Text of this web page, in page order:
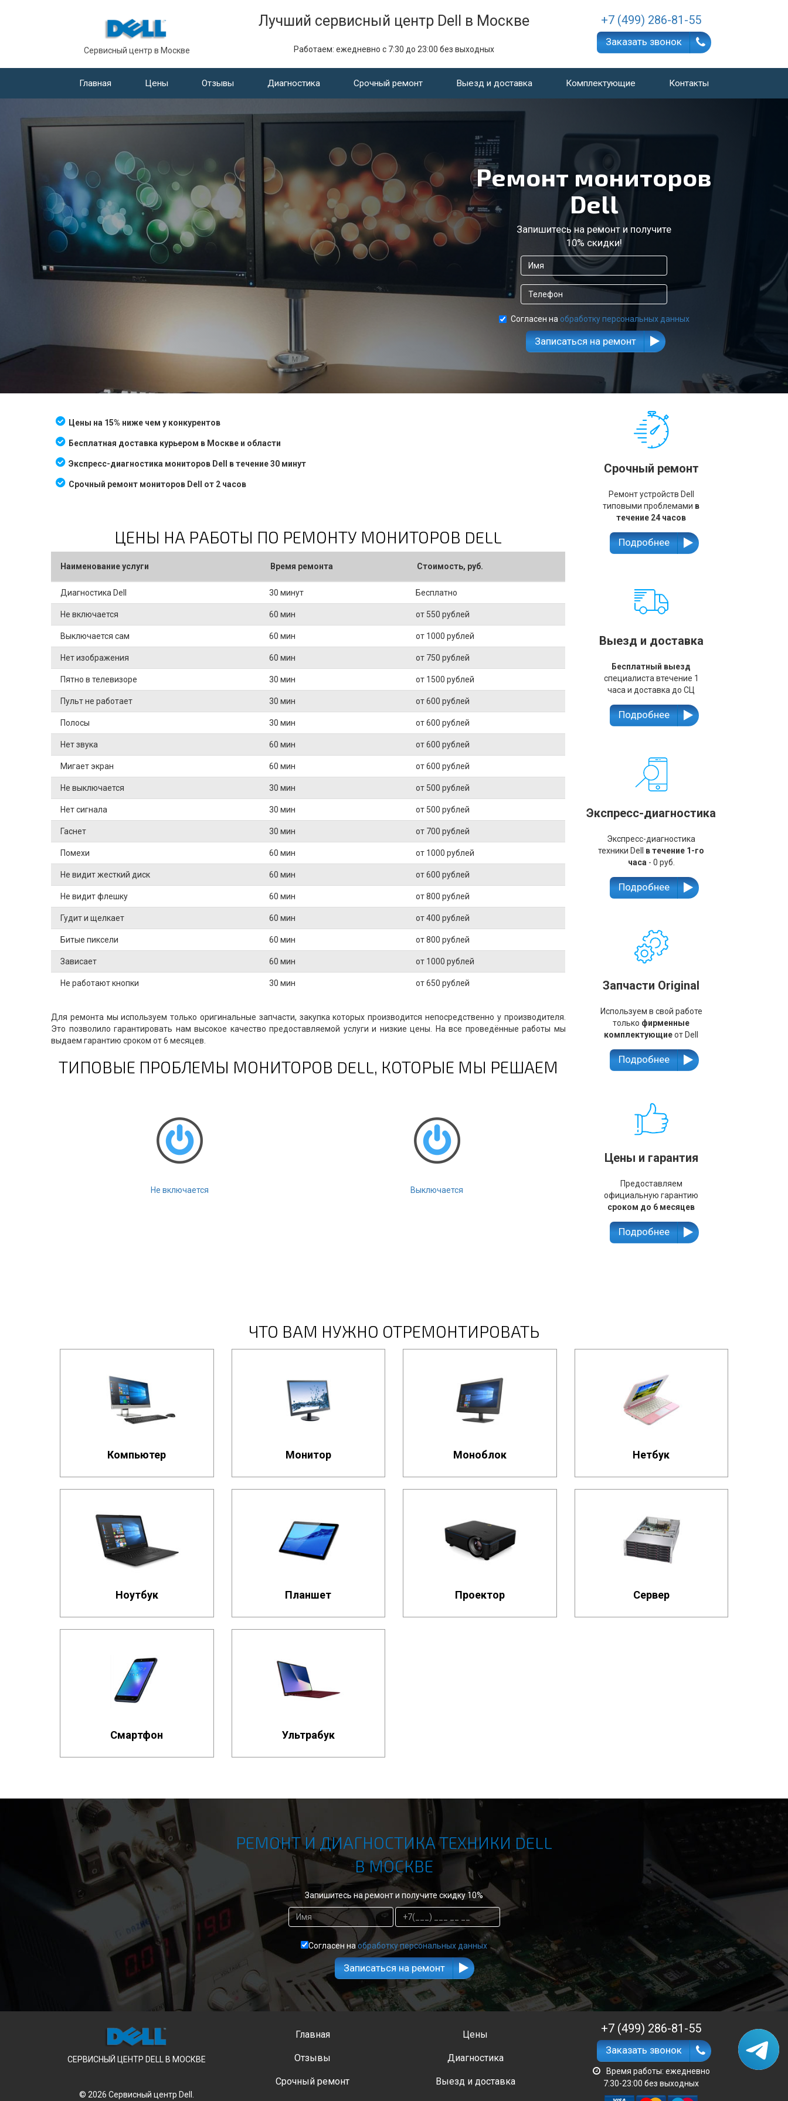
Сервисный центр в Москве
Лучший сервисный центр Dell в Москве
Работаем: ежедневно с 7:30 до 23:00 без выходных
+7 (499) 286-81-55
Заказать звонок
Главная Цены Отзывы Диагностика Срочный ремонт Выезд и доставка Комплектующие Контакты
Ремонт мониторов
Dell
Запишитесь на ремонт и получите
10% скидки!
Согласен на обработку персональных данных
Записаться на ремонт
Цены на 15% ниже чем у конкурентов
Бесплатная доставка курьером в Москве и области
Экспресс-диагностика мониторов Dell в течение 30 минут
Срочный ремонт мониторов Dell от 2 часов
ЦЕНЫ НА РАБОТЫ ПО РЕМОНТУ МОНИТОРОВ DELL
Наименование услуги Время ремонта Стоимость, руб.
Диагностика Dell 30 минут Бесплатно
Не включается 60 мин от 550 рублей
Выключается сам 60 мин от 1000 рублей
Нет изображения 60 мин от 750 рублей
Пятно в телевизоре 30 мин от 1500 рублей
Пульт не работает 30 мин от 600 рублей
Полосы 30 мин от 600 рублей
Нет звука 60 мин от 600 рублей
Мигает экран 60 мин от 600 рублей
Не выключается 30 мин от 500 рублей
Нет сигнала 30 мин от 500 рублей
Гаснет 30 мин от 700 рублей
Помехи 60 мин от 1000 рублей
Не видит жесткий диск 60 мин от 600 рублей
Не видит флешку 60 мин от 800 рублей
Гудит и щелкает 60 мин от 400 рублей
Битые пиксели 60 мин от 800 рублей
Зависает 60 мин от 1000 рублей
Не работают кнопки 30 мин от 650 рублей
Для ремонта мы используем только оригинальные запчасти, закупка которых производится непосредственно у производителя.
Это позволило гарантировать нам высокое качество предоставляемой услуги и низкие цены. На все проведённые работы мы
выдаем гарантию сроком от 6 месяцев.
ТИПОВЫЕ ПРОБЛЕМЫ МОНИТОРОВ DELL, КОТОРЫЕ МЫ РЕШАЕМ
Не включается Выключается
Срочный ремонт
Ремонт устройств Dell
типовыми проблемами в
течение 24 часов
Подробнее
Выезд и доставка
Бесплатный выезд
специалиста втечение 1
часа и доставка до СЦ
Подробнее
Экспресс-диагностика
Экспресс-диагностика
техники Dell в течение 1-го
часа - 0 руб.
Подробнее
Запчасти Original
Используем в свой работе
только фирменные
комплектующиеот Dell
Подробнее
Цены и гарантия
Предоставляем
официальную гарантию
сроком до 6 месяцев
Подробнее
ЧТО ВАМ НУЖНО ОТРЕМОНТИРОВАТЬ
Компьютер Монитор Моноблок Нетбук
Ноутбук Планшет Проектор Сервер
Смартфон Ультрабук
РЕМОНТ И ДИАГНОСТИКА ТЕХНИКИ DELL
В МОСКВЕ
Запишитесь на ремонт и получите скидку 10%
Согласен наобработку персональных данных
Записаться на ремонт
СЕРВИСНЫЙ ЦЕНТР DELL В МОСКВЕ
© 2026 Сервисный центр Dell.
Главная Цены
Отзывы Диагностика
Срочный ремонт Выезд и доставка
+7 (499) 286-81-55
Заказать звонок
Время работы: ежедневно
7:30-23:00 без выходных